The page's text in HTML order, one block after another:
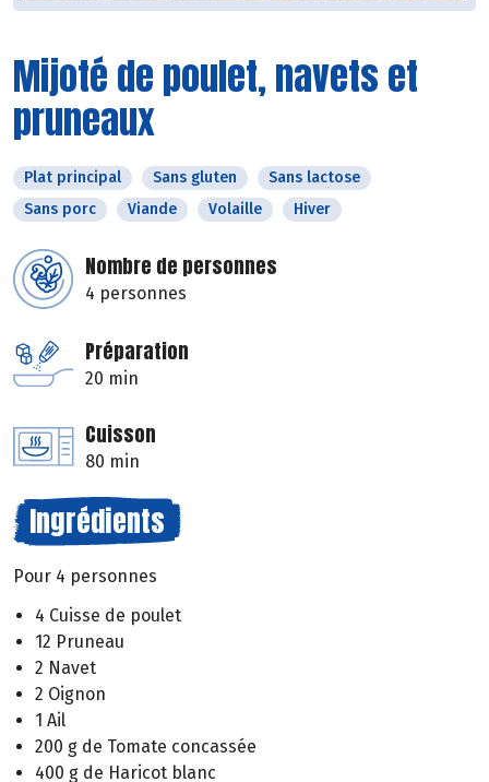
Mijoté de poulet, navets et
pruneaux
Plat principal Sans gluten
Sans lactose
Sans porc
Viande Volaille Hiver
Nombre de personnes
4 personnes
Préparation
20 min
Cuisson
80 min
Ingrédients
Pour 4 personnes
4 Cuisse de poulet
12 Pruneau
2 Navet
2 Oignon
1 Ail
200 g de Tomate concassée
400 g de Haricot blanc